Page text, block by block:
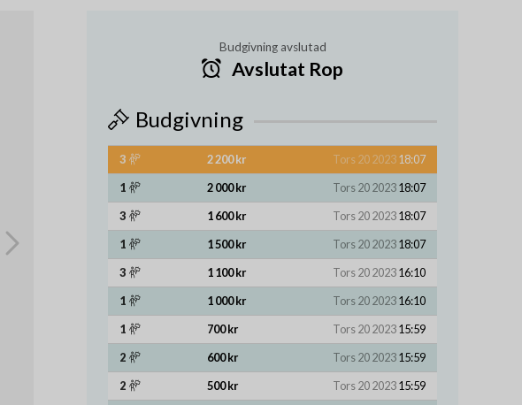
Budgivning avslutad
Avslutat Rop
Budgivning
3 2 200 kr Tors 20 202318:07
1
2 000 kr Tors 20 202318:07
3
1 600 kr Tors 20 202318:07
1
1 500 kr Tors 20 202318:07
3
1 100 kr Tors 20 202316:10
1
1 000 kr Tors 20 202316:10
1
700 kr Tors 20 202315:59
2
600 kr Tors 20 202315:59
2
500 kr Tors 20 202315:59